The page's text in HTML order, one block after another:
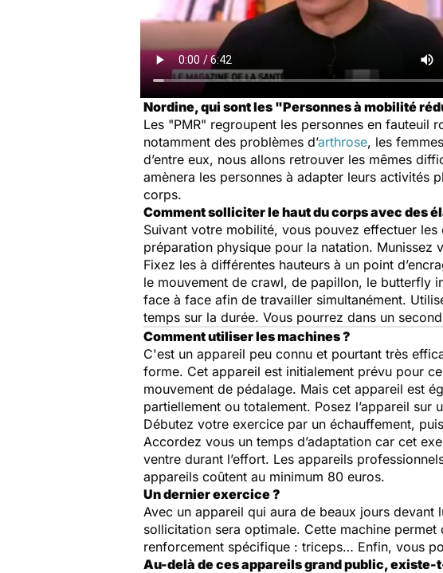
Nordine, qui sont les "Personnes à mobilité
Les "PMR" regroupent les personnes en fauteuil
notamment des problèmes d’arthrose, les
d’entre eux, nous allons retrouver les mêmes
amènera les personnes à adapter leurs activités
corps.
Comment solliciter le haut du corps avec des
Suivant votre mobilité, vous pouvez effectuer les
préparation physique pour la natation. Munissez
Fixez les à différentes hauteurs à un point
le mouvement de crawl, de papillon, le butterfly
face à face afin de travailler simultanément.
temps sur la durée. Vous pourrez dans un
Comment utiliser les machines ?
C'est un appareil peu connu et pourtant très
forme. Cet appareil est initialement prévu pour
mouvement de pédalage. Mais cet appareil est
partiellement ou totalement. Posez l’appareil
Débutez votre exercice par un échauffement,
Accordez vous un temps d’adaptation car cet
ventre durant l’effort. Les appareils
appareils coûtent au minimum 80 euros.
Un dernier exercice ?
Avec un appareil qui aura de beaux jours devant
sollicitation sera optimale. Cette machine
renforcement spécifique : triceps… Enfin, vous
Au-delà de ces appareils grand public,